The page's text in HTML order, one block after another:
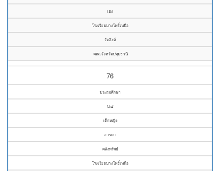
เฮง
โรงเรียนบางโพธิ์เหนือ
วัดสิงห์
คณะจังหวัดปทุมธานี
76
ประถมศึกษา
ป.๔
เด็กหญิง
อารดา
คลังทรัพย์
โรงเรียนบางโพธิ์เหนือ